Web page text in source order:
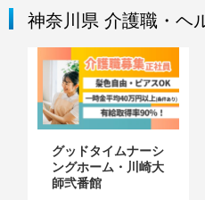
神奈川県 介護職・ヘ
グッドタイムナーシ
ングホーム・川崎大
師弐番館